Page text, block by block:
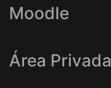
Moodle
Área Privada